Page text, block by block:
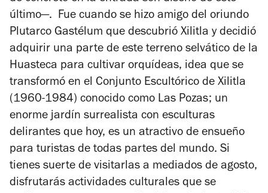
último—. Fue cuando se hizo amigo del oriundo
Plutarco Gastélum que descubrió Xilitla y decidió
adquirir una parte de este terreno selvático de la
Huasteca para cultivar orquídeas, idea que se
transformó en el Conjunto Escultórico de Xilitla
(1960-1984) conocido como Las Pozas; un
enorme jardín surrealista con esculturas
delirantes que hoy, es un atractivo de ensueño
para turistas de todas partes del mundo. Si
tienes suerte de visitarlas a mediados de agosto,
disfrutarás actividades culturales que se